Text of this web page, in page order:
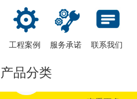
工程案例 服务承诺 联系我们
产品分类